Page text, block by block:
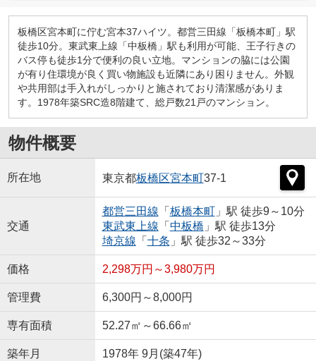
板橋区宮本町に佇む宮本37ハイツ。都営三田線「板橋本町」駅
徒歩10分。東武東上線「中板橋」駅も利用が可能、王子行きの
バス停も徒歩1分で便利の良い立地。マンションの脇には公園
が有り住環境が良く買い物施設も近隣にあり困りません。外観
や共用部は手入れがしっかりと施されており清潔感がありま
す。1978年築SRC造8階建て、総戸数21戸のマンション。
物件概要
所在地 東京都板橋区宮本町37-1
交通
都営三田線 「 板橋本町」駅 徒歩9～10分
東武東上線 「 中板橋 」駅 徒歩13分
埼京線 「 十条 」駅 徒歩32～33分
価格 2,298万円～3,980万円
管理費 6,300円～8,000円
専有面積 52.27㎡～66.66㎡
築年月 1978年 9月(築47年)